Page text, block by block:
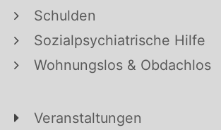
Schulden
Sozialpsychiatrische Hilfe
Wohnungslos & Obdachlos
Veranstaltungen